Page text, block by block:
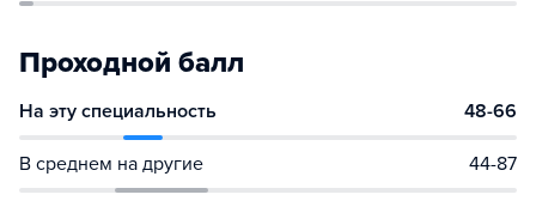
Проходной балл
На эту специальность 48-66
В среднем на другие 44-87